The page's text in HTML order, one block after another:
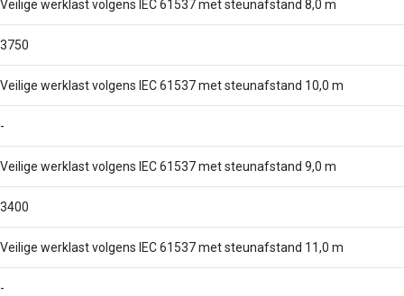
Veilige werklast volgens IEC 61537 met steunafstand 8,0 m
3750
Veilige werklast volgens IEC 61537 met steunafstand 10,0 m
-
Veilige werklast volgens IEC 61537 met steunafstand 9,0 m
3400
Veilige werklast volgens IEC 61537 met steunafstand 11,0 m
-